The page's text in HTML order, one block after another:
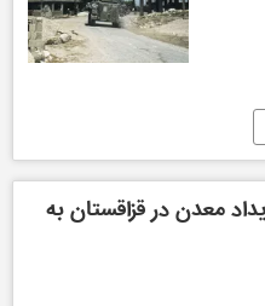
معدن در قزاقستان به